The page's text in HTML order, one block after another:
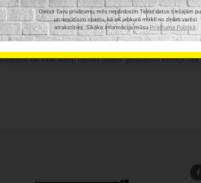
ir vispārīgs, tajā ne vienmēr ir minētas visas produkta
vai tikai daļēji izpildīt (tādos gadījumos Pircējs tiek
Cienot Tavu privātumu, mēs nepārdosim Tavus datus trešajām
un nesūtīsim spamu, kā arī jebkurā mirklī no ziņām varēsi
atrakstīties. Sīkāka informācija mūsuPrivātuma Politikā.